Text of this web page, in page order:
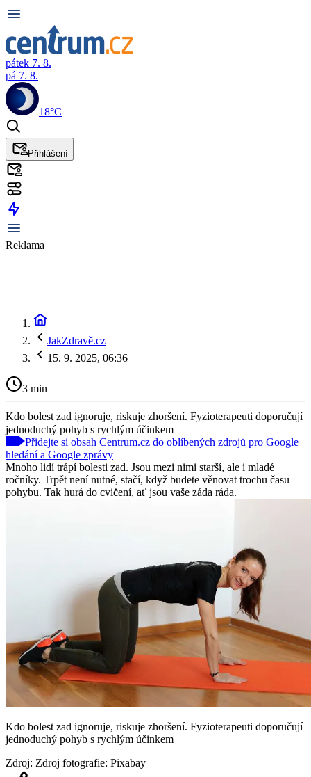
pátek 7. 8.
pá 7. 8.
18°C
Přihlášení
Reklama
JakZdravě.cz
15. 9. 2025, 06:36
3 min
Kdo bolest zad ignoruje, riskuje zhoršení. Fyzioterapeuti doporučují
jednoduchý pohyb s rychlým účinkem
Přidejte si obsah Centrum.cz do oblíbených zdrojů pro Google
hledání a Google zprávy
Mnoho lidí trápí bolesti zad. Jsou mezi nimi starší, ale i mladé
ročníky. Trpět není nutné, stačí, když budete věnovat trochu času
pohybu. Tak hurá do cvičení, ať jsou vaše záda ráda.
Kdo bolest zad ignoruje, riskuje zhoršení. Fyzioterapeuti doporučují
jednoduchý pohyb s rychlým účinkem
Zdroj: Zdroj fotografie: Pixabay